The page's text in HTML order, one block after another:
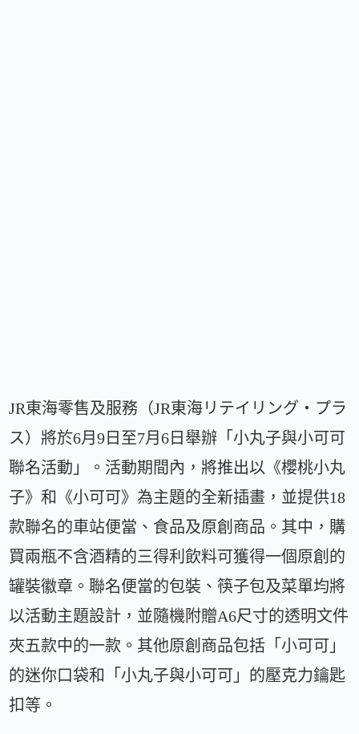
JR東海零售及服務（JR東海リテイリング・プラ
ス）將於6月9日至7月6日舉辦「小丸子與小可可
聯名活動」。活動期間內，將推出以《櫻桃小丸
子》和《小可可》為主題的全新插畫，並提供18
款聯名的車站便當、食品及原創商品。其中，購
買兩瓶不含酒精的三得利飲料可獲得一個原創的
罐裝徽章。聯名便當的包裝、筷子包及菜單均將
以活動主題設計，並隨機附贈A6尺寸的透明文件
夾五款中的一款。其他原創商品包括「小可可」
的迷你口袋和「小丸子與小可可」的壓克力鑰匙
扣等。